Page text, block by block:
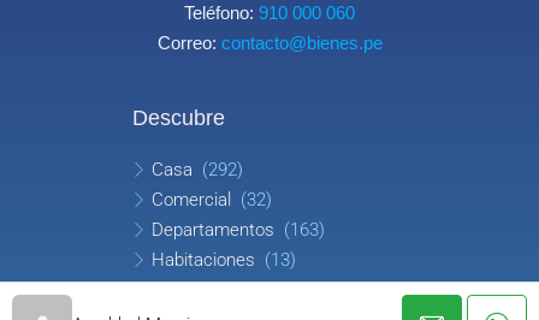
Teléfono: 910 000 060
Correo: contacto@bienes.pe
Descubre
Casa (292)
Comercial
(32)
Departamentos (163)
Habitaciones (13)
Oficina (8)